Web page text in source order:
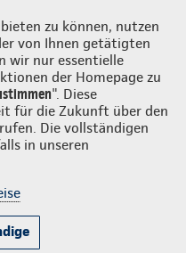
zu können, nutzen
von Ihnen getätigten
wir nur essentielle
der Homepage zu
". Diese
für die Zukunft über den
Die vollständigen
in unseren
Login
Beratung & Angebot